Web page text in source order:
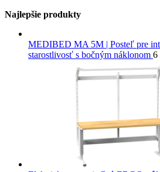
Najlepšie produkty
MEDIBED MA 5M | Posteľ pre
starostlivosť s bočným náklonom 6